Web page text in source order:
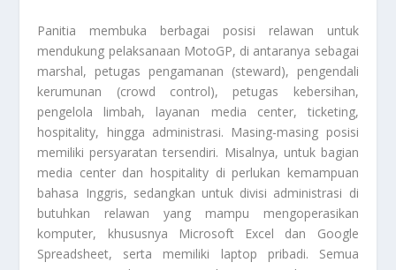
Panitia membuka berbagai posisi relawan untuk
mendukung pelaksanaan MotoGP, di antaranya sebagai
marshal, petugas pengamanan (steward), pengendali
kerumunan (crowd control), petugas kebersihan,
pengelola limbah, layanan media center, ticketing,
hospitality, hingga administrasi. Masing-masing posisi
memiliki persyaratan tersendiri. Misalnya, untuk bagian
media center dan hospitality di perlukan kemampuan
bahasa Inggris, sedangkan untuk divisi administrasi di
butuhkan relawan yang mampu mengoperasikan
komputer, khususnya Microsoft Excel dan Google
Spreadsheet, serta memiliki laptop pribadi. Semua